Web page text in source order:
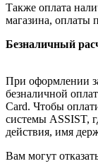
Также оплата
магазина, оплаты
Безналичный
При оформлении
безналичной
Card. Чтобы
системы ASSIST,
действия, имя
Вам могут